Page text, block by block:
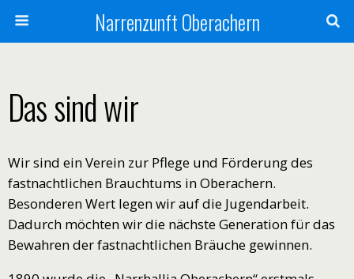
Narrenzunft Oberachern
Das sind wir
Wir sind ein Verein zur Pflege und Förderung des
fastnachtlichen Brauchtums in Oberachern.
Besonderen Wert legen wir auf die Jugendarbeit.
Dadurch möchten wir die nächste Generation für das
Bewahren der fastnachtlichen Bräuche gewinnen.